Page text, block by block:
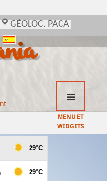
GÉOLOC. PACA
MENU ET
WIDGETS